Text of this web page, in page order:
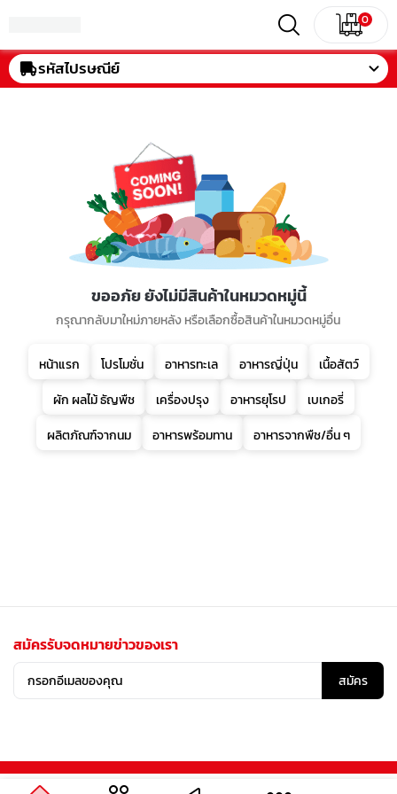
0
รหัสไปรษณีย์
ขออภัย ยังไม่มีสินค้าในหมวดหมู่นี้
กรุณากลับมาใหม่ภายหลัง หรือเลือกซื้อสินค้าในหมวดหมู่อื่น
หน้าแรก โปรโมชั่น อาหารทะเล อาหารญี่ปุ่น
เนื้อสัตว์
ผัก ผลไม้ ธัญพืช
เครื่องปรุง อาหารยุโรป
เบเกอรี่
ผลิตภัณฑ์จากนม
อาหารพร้อมทาน อาหารจากพืช/อื่น ๆ
สมัครรับจดหมายข่าวของเรา
สมัคร